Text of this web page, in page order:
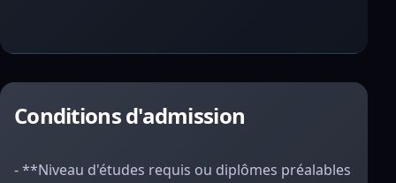
Conditions d'admission
- **Niveau d'études requis ou diplômes préalables